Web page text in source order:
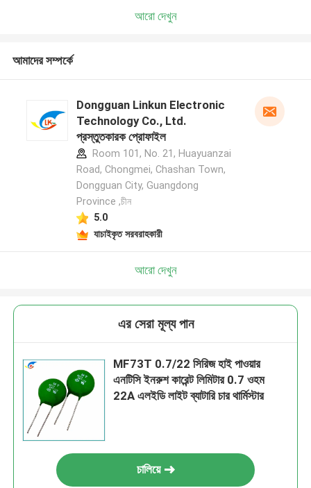
আরো দেখুন
আমাদের সম্পর্কে
Dongguan Linkun Electronic
Technology Co., Ltd.
প্রস্তুতকারক প্রোফাইল
Room 101, No. 21, Huayuanzai
Road, Chongmei, Chashan Town,
Dongguan City, Guangdong
Province ,চীন
5.0
যাচাইকৃত সরবরাহকারী
আরো দেখুন
এর সেরা মূল্য পান
MF73T 0.7/22 সিরিজ হাই পাওয়ার
এনটিসি ইনরুশ কারেন্ট লিমিটার 0.7 ওহম
22A এলইডি লাইট ব্যাটারি চার থার্মিস্টার
চালিয়ে